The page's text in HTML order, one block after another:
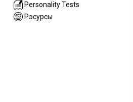
Personality Tests
Рэсурсы